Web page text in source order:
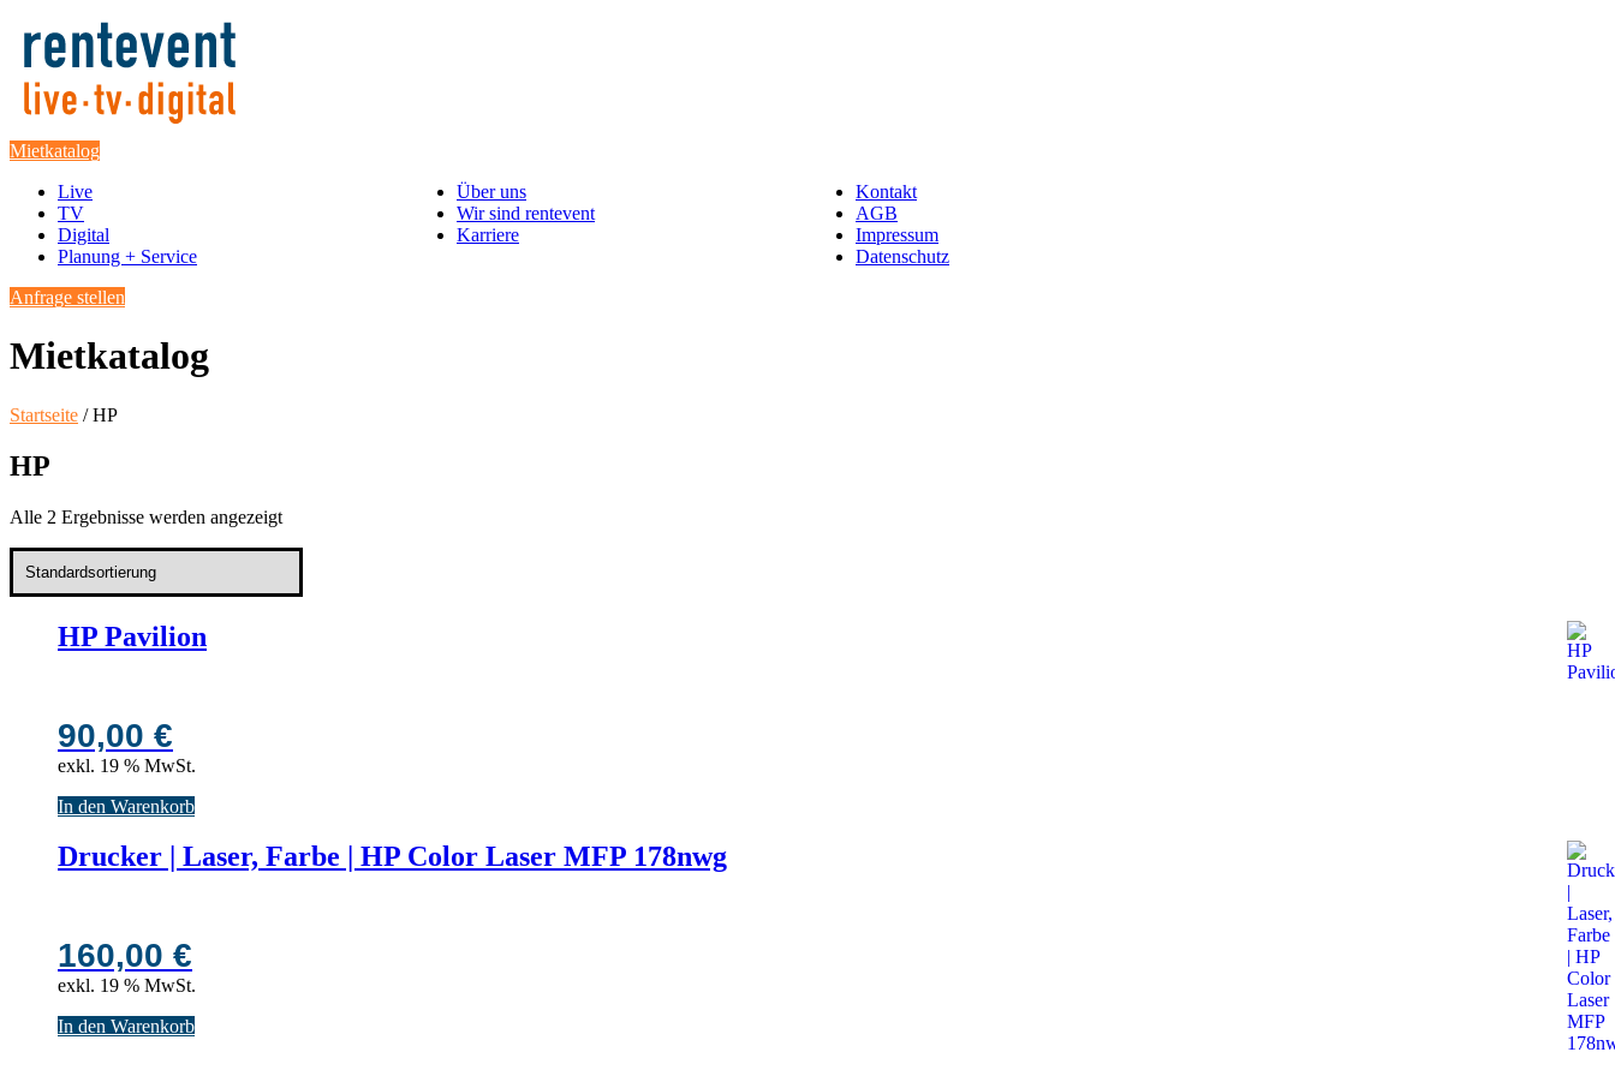
Mietkatalog
Live
TV
Digital
Planung + Service
Über uns
Wir sind rentevent
Karriere
Kontakt
AGB
Impressum
Datenschutz
Anfrage stellen
Mietkatalog
Startseite / HP
HP
Alle 2 Ergebnisse werden angezeigt
HP Pavilion
90,00 €
exkl. 19 % MwSt.
In den Warenkorb
Drucker | Laser, Farbe | HP Color Laser MFP 178nwg
160,00 €
exkl. 19 % MwSt.
In den Warenkorb